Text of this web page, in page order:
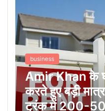
business
Amir Khan के
करते हुए बड़ी
ट्रंक में 200-